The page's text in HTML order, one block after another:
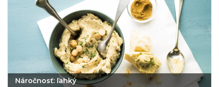
Náročnosť: ľahký